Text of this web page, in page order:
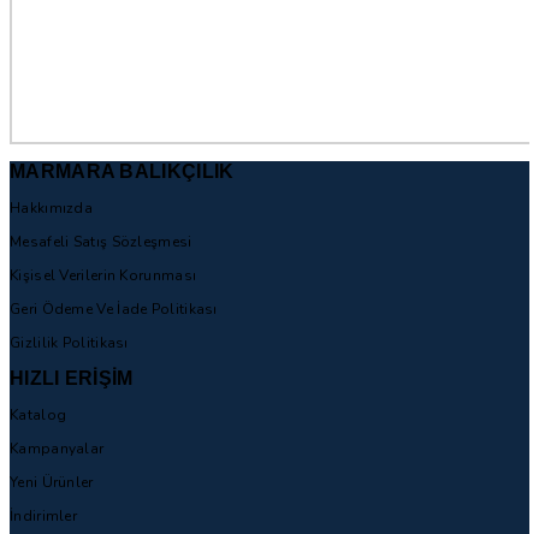
MARMARA BALIKÇILIK
Hakkımızda
Mesafeli Satış Sözleşmesi
Kişisel Verilerin Korunması
Geri Ödeme Ve İade Politikası
Gizlilik Politikası
HIZLI ERİŞİM
Katalog
Kampanyalar
Yeni Ürünler
İndirimler